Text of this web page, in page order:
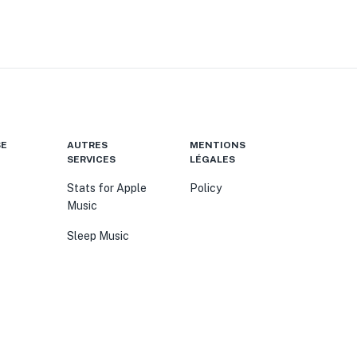
AUTRES
SERVICES
Stats for Apple
Music
Sleep Music
MENTIONS
LÉGALES
Policy